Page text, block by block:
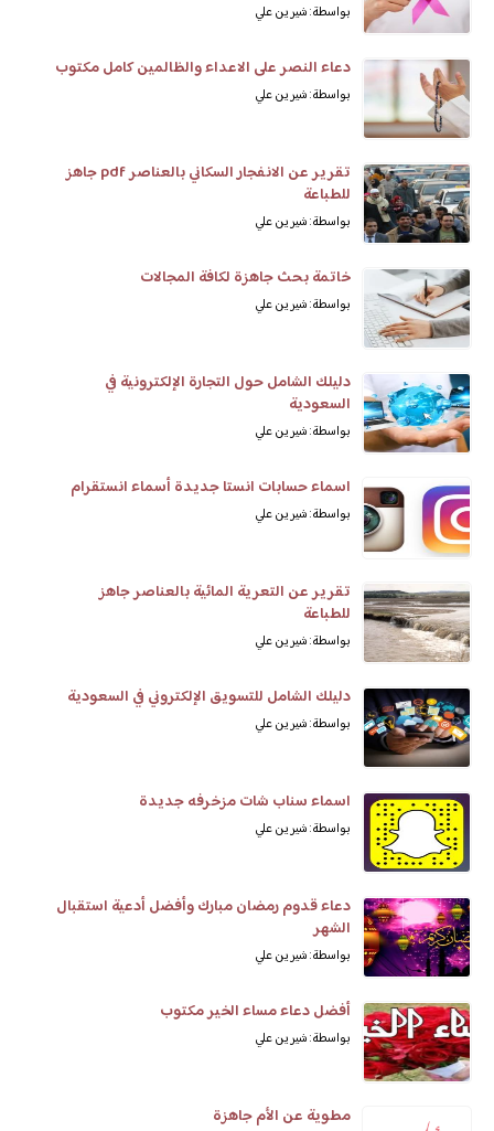
بواسطة: شيرين علي
دعاء النصر على الاعداء والظالمين كامل مكتوب
بواسطة: شيرين علي
تقرير عن الانفجار السكاني بالعناصر pdf جاهز
للطباعة
بواسطة: شيرين علي
خاتمة بحث جاهزة لكافة المجالات
بواسطة: شيرين علي
دليلك الشامل حول التجارة الإلكترونية في
السعودية
بواسطة: شيرين علي
اسماء حسابات انستا جديدة أسماء انستقرام
بواسطة: شيرين علي
تقرير عن التعرية المائية بالعناصر جاهز
للطباعة
بواسطة: شيرين علي
دليلك الشامل للتسويق الإلكتروني في السعودية
بواسطة: شيرين علي
اسماء سناب شات مزخرفه جديدة
بواسطة: شيرين علي
دعاء قدوم رمضان مبارك وأفضل أدعية استقبال
الشهر
بواسطة: شيرين علي
أفضل دعاء مساء الخير مكتوب
بواسطة: شيرين علي
مطوية عن الأم جاهزة